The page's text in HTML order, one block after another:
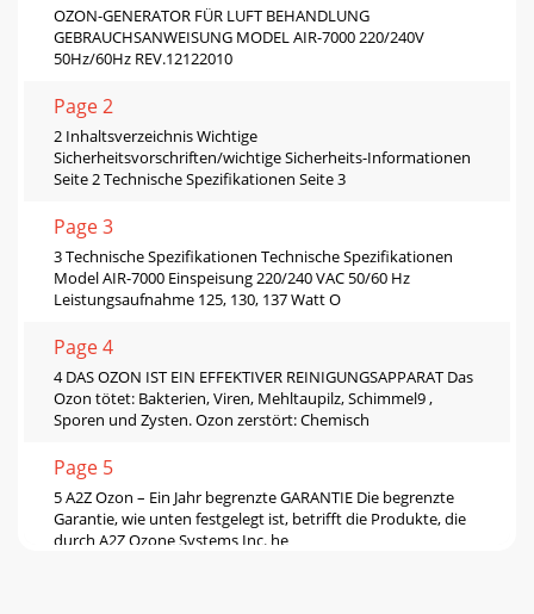
OZON-GENERATOR FÜR LUFT BEHANDLUNG
GEBRAUCHSANWEISUNG MODEL AIR-7000 220/240V
50Hz/60Hz REV.12122010
Page 2
2 Inhaltsverzeichnis Wichtige
Sicherheitsvorschriften/wichtige Sicherheits-Informationen
Seite 2 Technische Spezifikationen Seite 3
Page 3
3 Technische Spezifikationen Technische Spezifikationen
Model AIR-7000 Einspeisung 220/240 VAC 50/60 Hz
Leistungsaufnahme 125, 130, 137 Watt O
Page 4
4 DAS OZON IST EIN EFFEKTIVER REINIGUNGSAPPARAT Das
Ozon tötet: Bakterien, Viren, Mehltaupilz, Schimmel9 ,
Sporen und Zysten. Ozon zerstört: Chemisch
Page 5
5 A2Z Ozon – Ein Jahr begrenzte GARANTIE Die begrenzte
Garantie, wie unten festgelegt ist, betrifft die Produkte, die
durch A2Z Ozone Systems Inc. he